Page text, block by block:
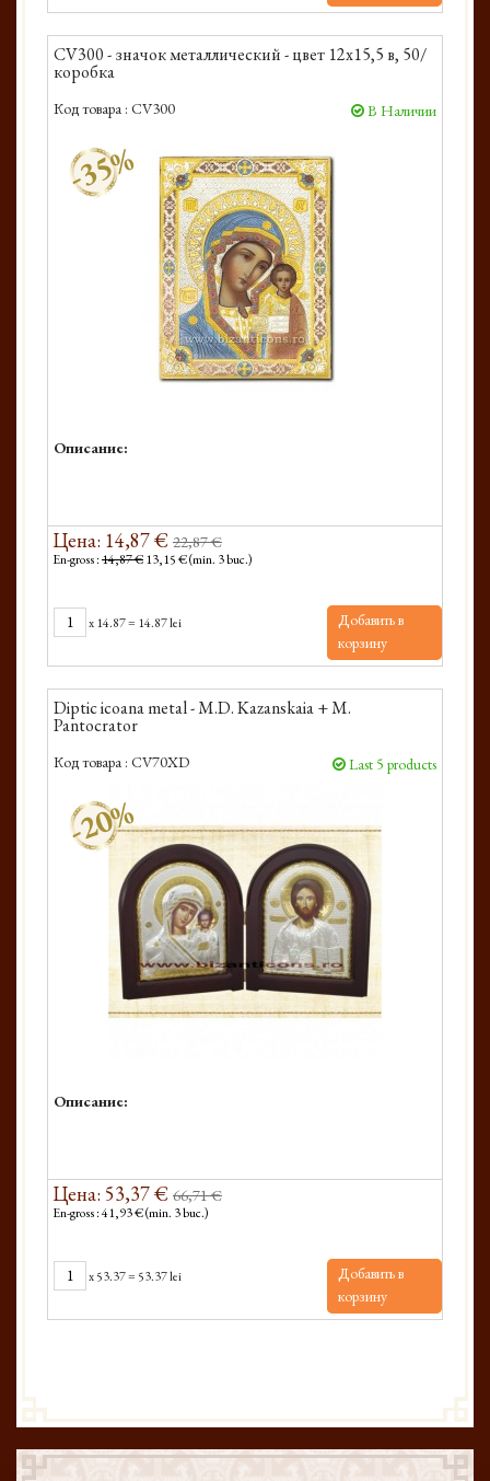
CV300 - значок металлический - цвет 12x15,5 в, 50/
коробка
Код товара : CV300 В Наличии
-35%
Описание:
Цена: 14,87 € 22,87 €
En-gross :14,87 €13,15 € (min. 3 buc.)
x14.87= 14.87 lei
Добавить в
корзину
Diptic icoana metal - M.D. Kazanskaia + M.
Pantocrator
Код товара : CV70XD Last 5 products
-20%
Описание:
Цена: 53,37 € 66,71 €
En-gross : 41,93 € (min. 3 buc.)
x53.37= 53.37 lei
Добавить в
корзину